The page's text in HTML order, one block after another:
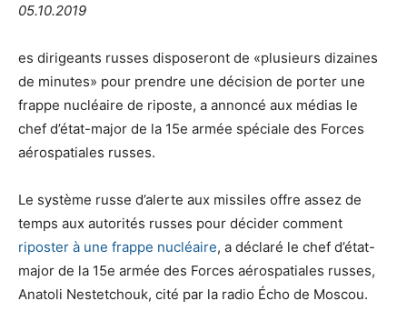
05.10.2019
es dirigeants russes disposeront de «plusieurs dizaines
de minutes» pour prendre une décision de porter une
frappe nucléaire de riposte, a annoncé aux médias le
chef d’état-major de la 15e armée spéciale des Forces
aérospatiales russes.
Le système russe d’alerte aux missiles offre assez de
temps aux autorités russes pour décider comment
riposter à une frappe nucléaire, a déclaré le chef d’état-
major de la 15e armée des Forces aérospatiales russes,
Anatoli Nestetchouk, cité par la radio Écho de Moscou.